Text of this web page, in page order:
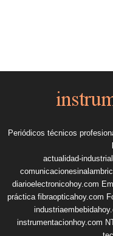
Periódicos técnicos
actualidad-
diarioelectronicohoy.com
práctica fibraopticahoy.com
instrumentacionhoy.com